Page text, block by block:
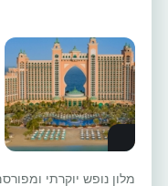
מלון נופש יוקרתי